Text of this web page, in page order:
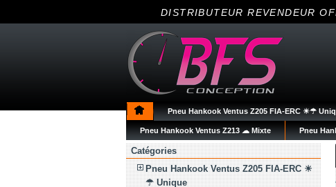
DISTRIBUTEUR REVENDEUR
Pneu Hankook Ventus Z205 FIA-ERC ☀☂
Pneu Hankook Ventus Z213 ☁ Mixte Pneu
Catégories
Pneu Hankook Ventus Z205 FIA-ERC ☀
☂ Unique